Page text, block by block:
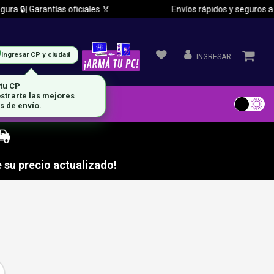
🔒| Garantías oficiales 🏅 Envíos rápidos y seguros a
Ingresar CP y ciudad INGRESAR
su precio actualizado!
CP
las mejores
de envío.